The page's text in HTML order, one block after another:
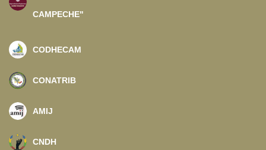
CAMPECHE"
CODHECAM
CONATRIB
AMIJ
CNDH